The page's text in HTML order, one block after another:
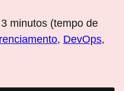
3 minutos (tempo de
, DevOps,